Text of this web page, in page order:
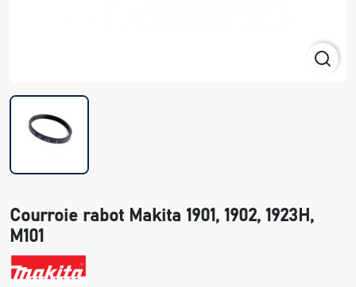
Courroie rabot Makita 1901, 1902, 1923H,
M101